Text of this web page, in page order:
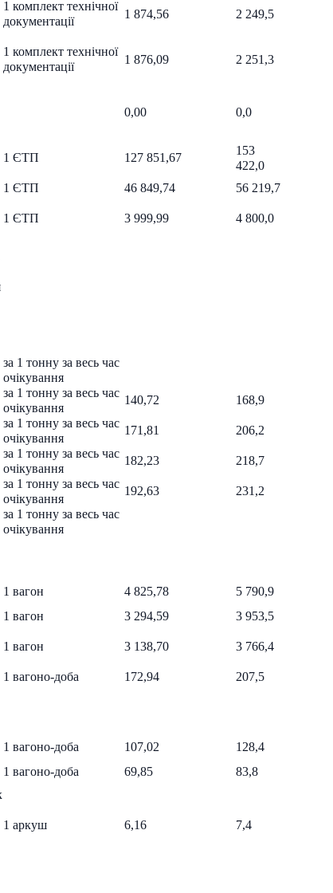
1 комплект технічної
документації
1 874,56 2 249,5
1 комплект технічної
документації
1 876,09 2 251,3
0,00 0,0
1 ЄТП 127 851,67
153
422,0
1 ЄТП 46 849,74 56 219,7
1 ЄТП 3 999,99 4 800,0
за 1 тонну за весь час
очікування
за 1 тонну за весь час
очікування
140,72 168,9
за 1 тонну за весь час
очікування
171,81 206,2
за 1 тонну за весь час
очікування
182,23 218,7
за 1 тонну за весь час
очікування
192,63 231,2
за 1 тонну за весь час
очікування
1 вагон 4 825,78
5 790,9
1 вагон 3 294,59 3 953,5
1 вагон 3 138,70 3 766,4
1 вагоно-доба 172,94 207,5
1 вагоно-доба 107,02
128,4
1 вагоно-доба 69,85 83,8
1 аркуш 6,16 7,4